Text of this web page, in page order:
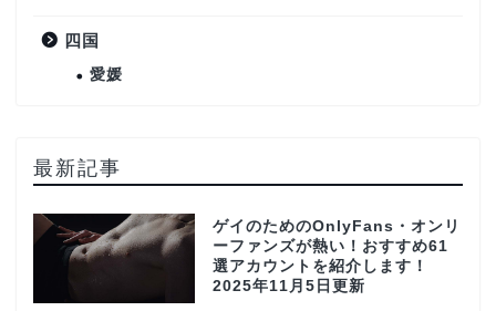
四国
愛媛
最新記事
ゲイのためのOnlyFans・オンリ
ーファンズが熱い！おすすめ61
選アカウントを紹介します！
2025年11月5日更新